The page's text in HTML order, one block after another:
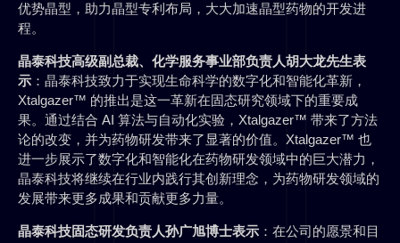
优势晶型，助力晶型专利布局，大大加速晶型药物的开发进
程。
晶泰科技高级副总裁、化学服务事业部负责人胡大龙先生表
示 ：晶泰科技致力于实现生命科学的数字化和智能化革新，
Xtalgazer™ 的推出是这一革新在固态研究领域下的重要成
果。通过结合 AI 算法与自动化实验，Xtalgazer™ 带来了方法
论的改变，并为药物研发带来了显著的价值。Xtalgazer™ 也
进一步展示了数字化和智能化在药物研发领域中的巨大潜力，
晶泰科技将继续在行业内践行其创新理念，为药物研发领域的
发展带来更多成果和贡献更多力量。
晶泰科技固态研发负责人孙广旭博士表示 ：在公司的愿景和目